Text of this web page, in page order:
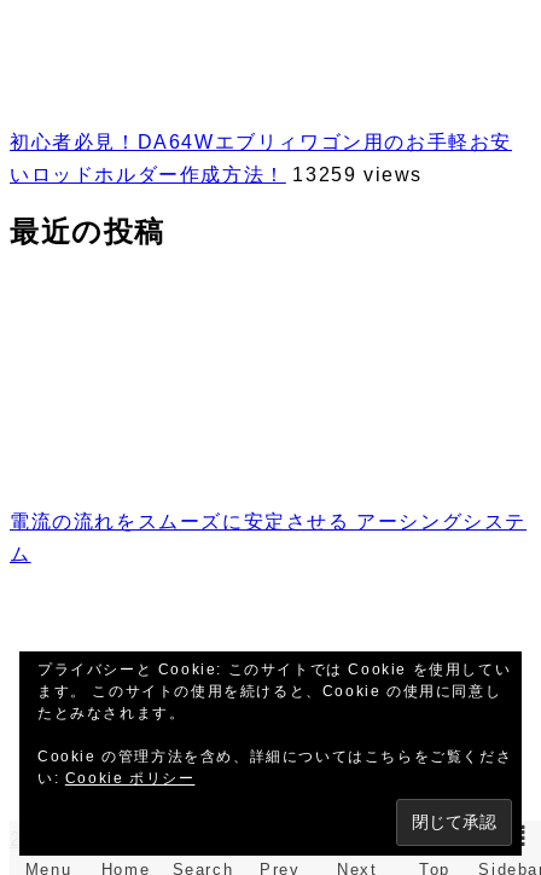
初心者必見！DA64Wエブリィワゴン用のお手軽お安
いロッドホルダー作成方法！
13259 views
最近の投稿
電流の流れをスムーズに安定させる アーシングシステ
ム
プライバシーと Cookie: このサイトでは Cookie を使用してい
ます。 このサイトの使用を続けると、Cookie の使用に同意し
たとみなされます。
Cookie の管理方法を含め、詳細についてはこちらをご覧くださ
い: Cookie ポリシー
Menu Home Search Prev Next Top